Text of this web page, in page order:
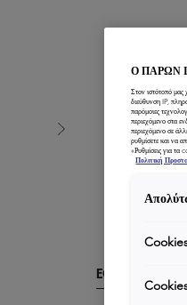
ΕΦΑΡΜΟΓΗ
Ο ΠΑΡΩΝ
Στον ιστότοπό μας
διεύθυνση IP,
παρόμοιες
περιεχόμενο στα
περιεχόμενο σε
ρυθμίσετε και να
«Ρυθμίσεις για τα
Πολιτική